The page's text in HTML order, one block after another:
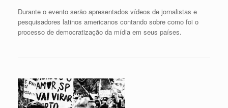
Durante o evento serão apresentados vídeos de jornalistas e
pesquisadores latinos americanos contando sobre como foi o
processo de democratização da mídia em seus países.